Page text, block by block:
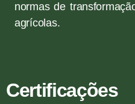
normas de
agrícolas.
Certificações